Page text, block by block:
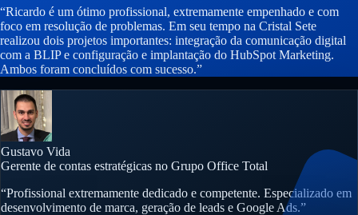
“Ricardo é um ótimo profissional, extremamente empenhado e com
foco em resolução de problemas. Em seu tempo na Cristal Sete
realizou dois projetos importantes: integração da comunicação digital
com a BLIP e configuração e implantação do HubSpot Marketing.
Ambos foram concluídos com sucesso.”
Gustavo Vida
Gerente de contas estratégicas no Grupo Office Total
“Profissional extremamente dedicado e competente. Especializado em
desenvolvimento de marca, geração de leads e Google Ads.”